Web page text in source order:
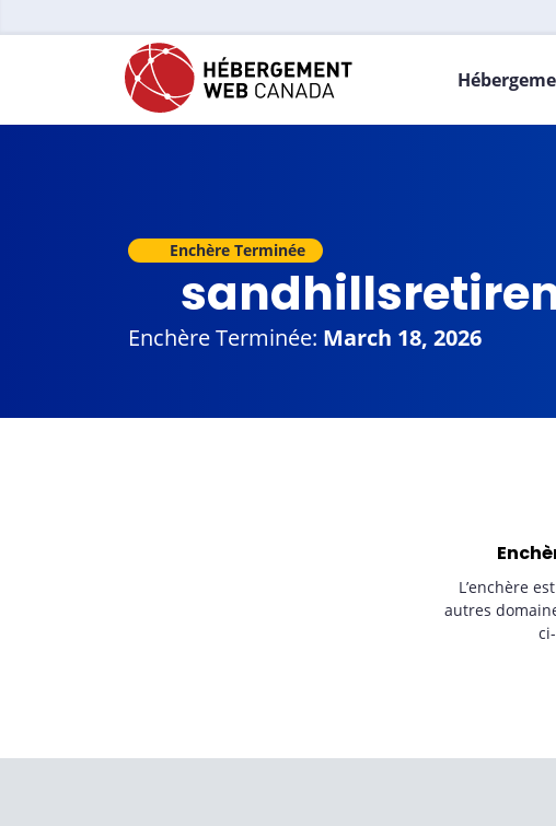
Enchère Terminée
Enchère Terminée: March 18, 2026
L’enchère
autres